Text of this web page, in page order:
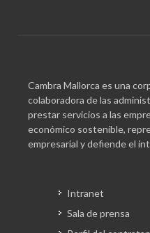
Cambra Mallorca es una
colaboradora de las
prestar servicios a las
económico sostenible,
empresarial y defiende el
Intranet
Sala de prensa